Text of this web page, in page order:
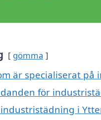
gömma
är specialiserat
för
i